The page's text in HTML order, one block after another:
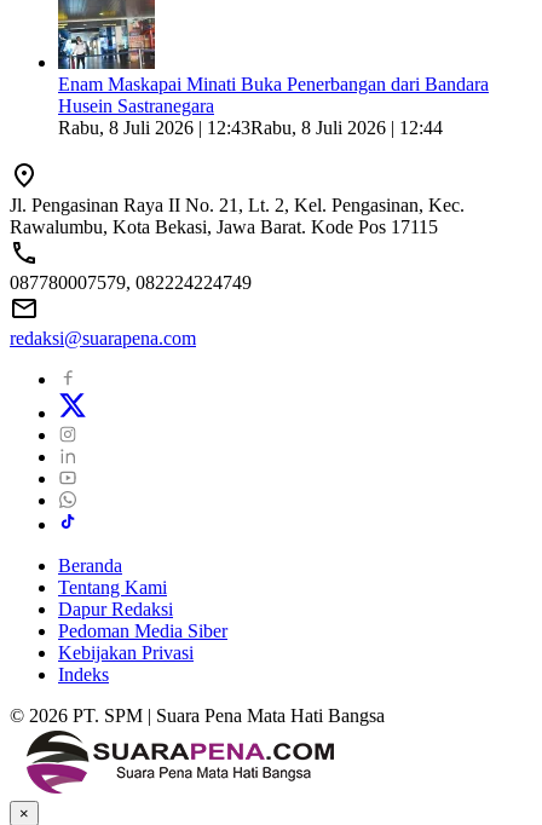
Enam Maskapai Minati Buka Penerbangan dari Bandara
Husein Sastranegara
Rabu, 8 Juli 2026 | 12:43Rabu, 8 Juli 2026 | 12:44
Jl. Pengasinan Raya II No. 21, Lt. 2, Kel. Pengasinan, Kec.
Rawalumbu, Kota Bekasi, Jawa Barat. Kode Pos 17115
087780007579, 082224224749
redaksi@suarapena.com
Beranda
Tentang Kami
Dapur Redaksi
Pedoman Media Siber
Kebijakan Privasi
Indeks
© 2026 PT. SPM | Suara Pena Mata Hati Bangsa
×